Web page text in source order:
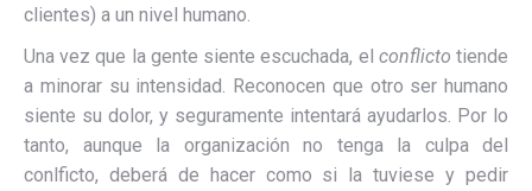
clientes) a un nivel humano.
Una vez que la gente siente escuchada, el conflicto tiende
a minorar su intensidad. Reconocen que otro ser humano
siente su dolor, y seguramente intentará ayudarlos. Por lo
tanto, aunque la organización no tenga la culpa del
conlficto, deberá de hacer como si la tuviese y pedir